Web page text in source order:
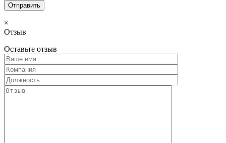
×
Отзыв
Оставьте отзыв